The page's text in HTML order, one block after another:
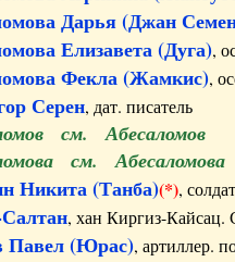
Дарья (Джан
Елизавета (Дуга),
Фекла (Жамкис),
Серен, дат. писатель
см. Абесаломов
см. Абесаломова
Никита (Танба)(*),
, хан Киргиз-
Павел (Юрас), артиллер.